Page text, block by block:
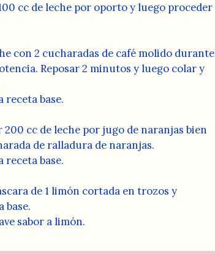
cc de leche por oporto y luego proceder
con 2 cucharadas de café molido durante
Reposar 2 minutos y luego colar y
receta base.
200 cc de leche por jugo de naranjas bien
de ralladura de naranjas.
receta base.
de 1 limón cortada en trozos y
base.
sabor a limón.